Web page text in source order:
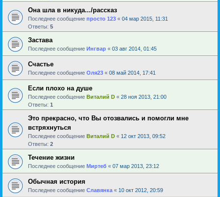
Она шла в никуда.../рассказ
Последнее сообщение просто 123 « 04 мар 2015, 11:31
Ответы: 5
Застава
Последнее сообщение Ингвар « 03 авг 2014, 01:45
Счастье
Последнее сообщение Оля23 « 08 май 2014, 17:41
Если плохо на душе
Последнее сообщение Виталий D « 28 ноя 2013, 21:00
Ответы: 1
Это прекрасно, что Вы отозвались и помогли мне
встряхнуться
Последнее сообщение Виталий D « 12 окт 2013, 09:52
Ответы: 2
Течение жизни
Последнее сообщение Миртеб « 07 мар 2013, 23:12
Обычная история
Последнее сообщение Славянка « 10 окт 2012, 20:59